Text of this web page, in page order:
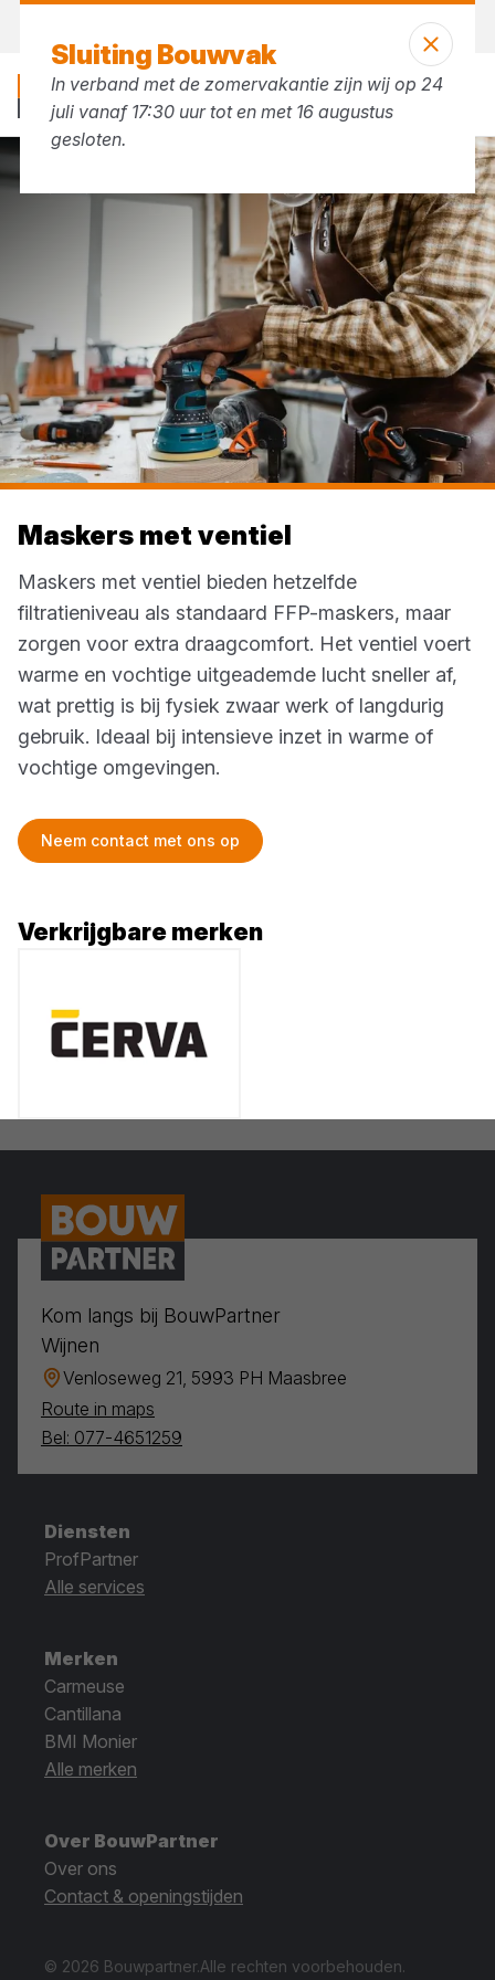
Maskers met ventiel
Maskers met ventiel bieden hetzelfde
filtratieniveau als standaard FFP-maskers, maar
zorgen voor extra draagcomfort. Het ventiel voert
warme en vochtige uitgeademde lucht sneller af,
wat prettig is bij fysiek zwaar werk of langdurig
gebruik. Ideaal bij intensieve inzet in warme of
vochtige omgevingen.
Neem contact met ons op
Verkrijgbare merken
Sluiting Bouwvak
In verband met de zomervakantie zijn wij op 24
juli vanaf 17:30 uur tot en met 16 augustus
gesloten.
Kom langs bij BouwPartner
Wijnen
Venloseweg 21, 5993 PH Maasbree
Route in maps
Bel: 077-4651259
Diensten
ProfPartner
Alle services
Merken
Carmeuse
Cantillana
BMI Monier
Alle merken
Over BouwPartner
Over ons
Contact & openingstijden
© 2026 Bouwpartner.Alle rechten voorbehouden.